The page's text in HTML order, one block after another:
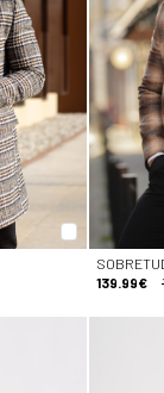
139.99€